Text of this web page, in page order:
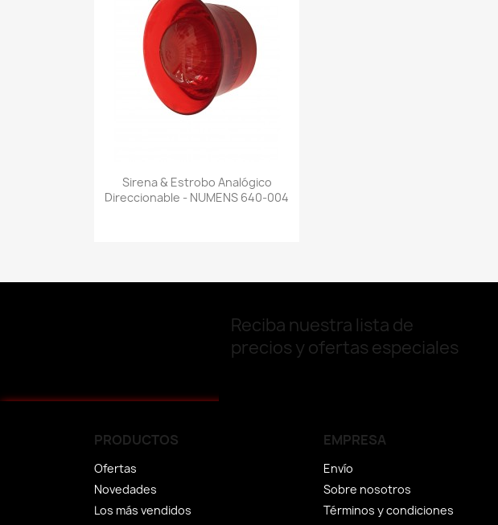
Vista rápida
Sirena & Estrobo Analógico
Direccionable - NUMENS 640-004
Reciba nuestra lista de
precios y ofertas especiales
PRODUCTOS
Ofertas
Novedades
Los más vendidos
EMPRESA
Envío
Sobre nosotros
Términos y condiciones